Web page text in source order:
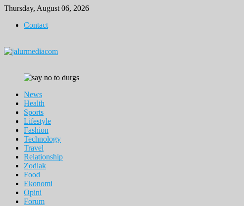
Skip
content
Thursday, August 06, 2026
Contact
News
Health
Sports
Lifestyle
Fashion
Technology
Travel
Relationship
Zodiak
Food
Ekonomi
Opini
Forum